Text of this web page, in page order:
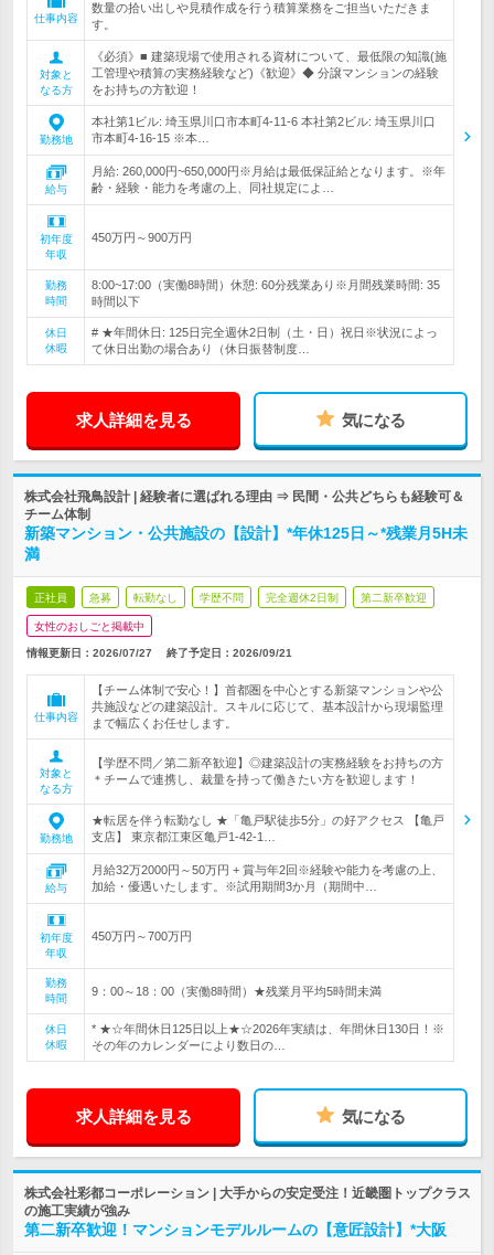
仕事内容
数量の拾い出しや見積作成を行う積算業務をご担当いただきま
す。
対象と
なる方
《必須》■ 建築現場で使用される資材について、最低限の知識(施
工管理や積算の実務経験など)《歓迎》◆ 分譲マンションの経験
をお持ちの方歓迎！
勤務地
本社第1ビル: 埼玉県川口市本町4-11-6 本社第2ビル: 埼玉県川口
市本町4-16-15 ※本…
給与
月給: 260,000円~650,000円※月給は最低保証給となります。※年
齢・経験・能力を考慮の上、同社規定によ…
初年度
年収
450万円～900万円
勤務
時間
8:00~17:00（実働8時間）休憩: 60分残業あり※月間残業時間: 35
時間以下
休日
休暇
# ★年間休日: 125日完全週休2日制（土・日）祝日※状況によっ
て休日出勤の場合あり（休日振替制度…
求人詳細を見る 気になる
株式会社飛鳥設計 | 経験者に選ばれる理由 ⇒ 民間・公共どちらも経験可＆
チーム体制
新築マンション・公共施設の【設計】*年休125日～*残業月5H未
満
正社員 急募 転勤なし 学歴不問 完全週休2日制 第二新卒歓迎
女性のおしごと掲載中
情報更新日：2026/07/27 終了予定日： 2026/09/21
仕事内容
【チーム体制で安心！】首都圏を中心とする新築マンションや公
共施設などの建築設計。スキルに応じて、基本設計から現場監理
まで幅広くお任せします。
対象と
なる方
【学歴不問／第二新卒歓迎】◎建築設計の実務経験をお持ちの方
＊チームで連携し、裁量を持って働きたい方を歓迎します！
勤務地
★転居を伴う転勤なし ★「亀戸駅徒歩5分」の好アクセス 【亀戸
支店】 東京都江東区亀戸1‐42‐1…
給与
月給32万2000円～50万円 + 賞与年2回※経験や能力を考慮の上、
加給・優遇いたします。※試用期間3か月（期間中…
初年度
年収
450万円～700万円
勤務
時間
9：00～18：00（実働8時間）★残業月平均5時間未満
休日
休暇
* ★☆年間休日125日以上★☆2026年実績は、年間休日130日！※
その年のカレンダーにより数日の…
求人詳細を見る 気になる
株式会社彩都コーポレーション | 大手からの安定受注！近畿圏トップクラス
の施工実績が強み
第二新卒歓迎！マンションモデルルームの【意匠設計】*大阪